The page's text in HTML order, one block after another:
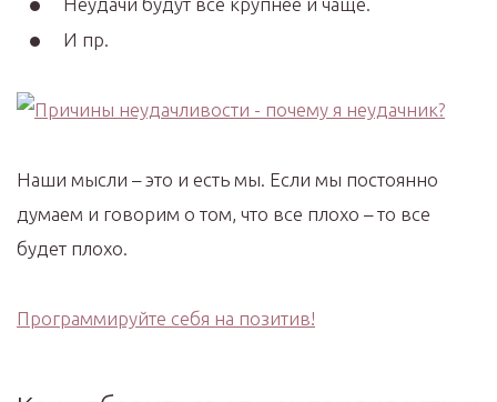
И пр.
Наши мысли – это и есть мы. Если мы постоянно
думаем и говорим о том, что все плохо – то все
будет плохо.
Программируйте себя на позитив!